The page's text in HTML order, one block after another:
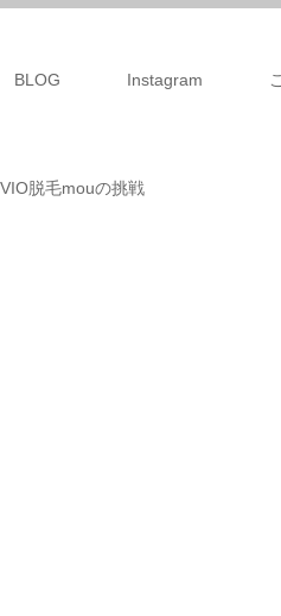
BLOG Instagram
脱毛mouの挑戦